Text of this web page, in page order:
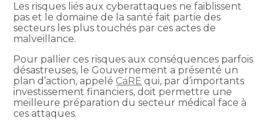
Les risques liés aux cyberattaques ne faiblissent
pas et le domaine de la santé fait partie des
secteurs les plus touchés par ces actes de
malveillance.
Pour pallier ces risques aux conséquences parfois
désastreuses, le Gouvernement a présenté un
plan d’action, appelé CaRE qui, par d’importants
investissement financiers, doit permettre une
meilleure préparation du secteur médical face à
ces attaques.